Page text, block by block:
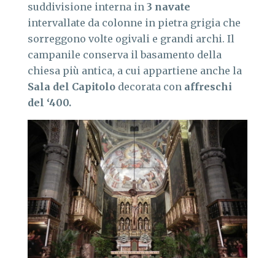
suddivisione interna in 3 navate
intervallate da colonne in pietra grigia che
sorreggono volte ogivali e grandi archi. Il
campanile conserva il basamento della
chiesa più antica, a cui appartiene anche la
Sala del Capitolo decorata con affreschi
del ‘400.